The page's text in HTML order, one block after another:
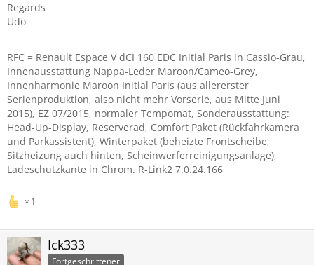
Regards
Udo
RFC = Renault Espace V dCI 160 EDC Initial Paris in Cassio-Grau,
Innenausstattung Nappa-Leder Maroon/Cameo-Grey,
Innenharmonie Maroon Initial Paris (aus allererster
Serienproduktion, also nicht mehr Vorserie, aus Mitte Juni
2015), EZ 07/2015, normaler Tempomat, Sonderausstattung:
Head-Up-Display, Reserverad, Comfort Paket (Rückfahrkamera
und Parkassistent), Winterpaket (beheizte Frontscheibe,
Sitzheizung auch hinten, Scheinwerferreinigungsanlage),
Ladeschutzkante in Chrom. R-Link2 7.0.24.166
1
Ick333
Fortgeschrittener